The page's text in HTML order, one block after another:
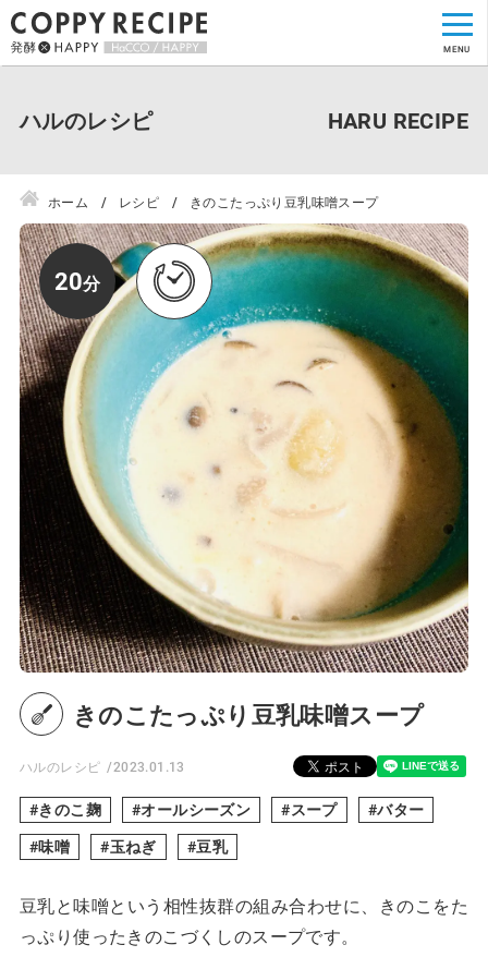
ハルのレシピ
ホーム レシピ きのこたっぷり豆乳味噌スープ
20
きのこたっぷり豆乳味噌スープ
ハルのレシピ 2023.01.13
きのこ麹 オールシーズン スープ
バター
味噌
玉ねぎ 豆乳
豆乳と味噌という相性抜群の組み合わせに、きのこをた
っぷり使ったきのこづくしのスープです。